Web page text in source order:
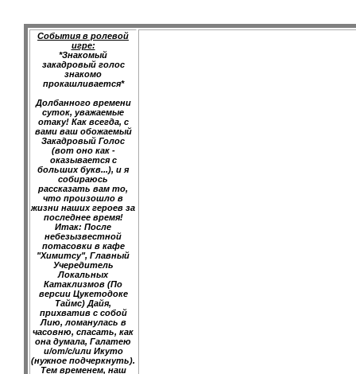
События в ролевой
игре:
*Знакомый
закадровый голос
знакомо
прокашливается*
Долбанного времени
суток, уважаемые
отаку! Как всегда, с
вами ваш обожаемый
Закадровый Голос
(вот оно как -
оказывается с
больших букв...), и я
собираюсь
рассказать вам то,
что произошло в
жизни наших героев за
последнее время!
Итак: После
небезызвестной
потасовки в кафе
"Химитсу", Главный
Учередитель
Локальных
Катаклизмов (По
версии Цукетодоке
Таймс) Дайя,
прихватив с собой
Лию, ломанулась в
часовню, спасать, как
она думала, Галатею
и/от/с/или Икуто
(нужное подчеркнуть).
Тем временем, наш